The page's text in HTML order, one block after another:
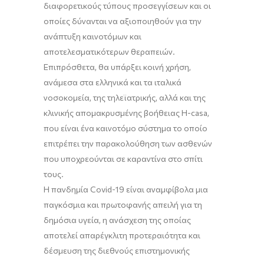
διαφορετικούς τύπους προσεγγίσεων και οι
οποίες δύνανται να αξιοποιηθούν για την
ανάπτυξη καινοτόμων και
αποτελεσματικότερων θεραπειών.
Επιπρόσθετα, θα υπάρξει κοινή χρήση,
ανάμεσα στα ελληνικά και τα ιταλικά
νοσοκομεία, της τηλεϊατρικής, αλλά και της
κλινικής απομακρυσμένης βοήθειας Η-casa,
που είναι ένα καινοτόμο σύστημα το οποίο
επιτρέπει την παρακολούθηση των ασθενών
που υποχρεούνται σε καραντίνα στο σπίτι
τους.
Η πανδημία Covid-19 είναι αναμφίβολα μια
παγκόσμια και πρωτοφανής απειλή για τη
δημόσια υγεία, η ανάσχεση της οποίας
αποτελεί απαρέγκλιτη προτεραιότητα και
δέσμευση της διεθνούς επιστημονικής